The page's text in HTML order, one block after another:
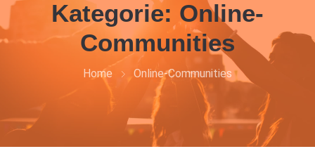
Kategorie: Online-
Communities
Home Online-Communities